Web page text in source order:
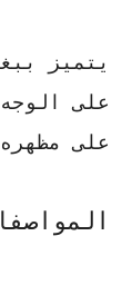
يتميز
على
على